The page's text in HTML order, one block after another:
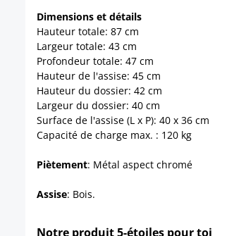
Dimensions et détails
Hauteur totale: 87 cm
Largeur totale: 43 cm
Profondeur totale: 47 cm
Hauteur de l'assise: 45 cm
Hauteur du dossier: 42 cm
Largeur du dossier: 40 cm
Surface de l'assise (L x P): 40 x 36 cm
Capacité de charge max. : 120 kg
Piètement: Métal aspect chromé
Assise: Bois.
Notre produit 5-étoiles pour toi